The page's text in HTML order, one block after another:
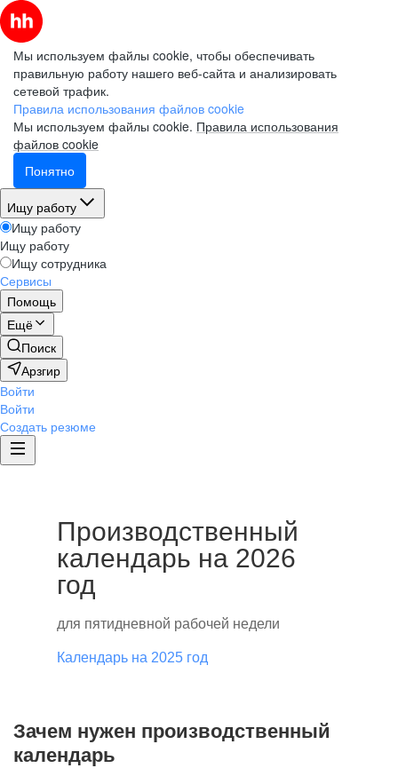
Мы используем файлы cookie, чтобы обеспечивать
правильную работу нашего веб-сайта и анализировать
сетевой трафик.
Правила использования файлов cookie
Мы используем файлы cookie. Правила использования
файлов cookie
Понятно
Ищу работу
Ищу работу
Ищу работу
Ищу сотрудника
Сервисы
Помощь
Ещё
Поиск
Арзгир
Войти
Войти
Создать резюме
Производственный
календарь на 2026
год
для пятидневной рабочей недели
Календарь на 2025 год
Зачем нужен производственный
календарь